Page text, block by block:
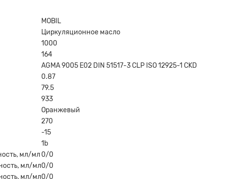
MOBIL
Циркуляционное масло
1000
164
AGMA 9005 E02 DIN 51517-3 CLP ISO 12925-1 CKD
0.87
79.5
933
Оранжевый
270
-15
1b
мл/мл0/0
мл/мл0/0
мл/мл0/0